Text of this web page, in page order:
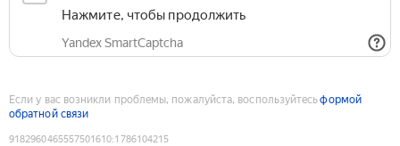
Нажмите, чтобы продолжить
Yandex SmartCaptcha
Если у вас возникли проблемы, пожалуйста, воспользуйтесьформой
обратной связи
9182960465557501610:1786104215